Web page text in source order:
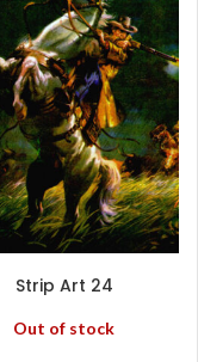
Strip Art 24
Out of stock